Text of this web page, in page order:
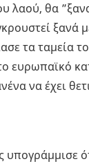
λαού, θα
ξανά
τα ταμεία
ευρωπαϊκό
να έχει